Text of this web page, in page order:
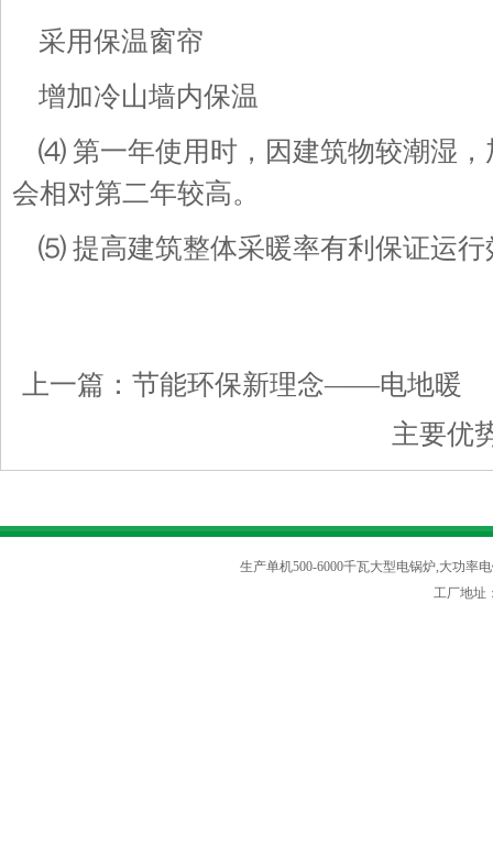
采用保温窗帘
增加冷山墙内保温
⑷ 第一年使用时，因建筑物较潮湿，
会相对第二年较高。
⑸ 提高建筑整体采暖率有利保证运行
上一篇： 节能环保新理念——电地暖
主要优
生产单机500-6000千瓦大型电锅炉,大功率
工厂地址